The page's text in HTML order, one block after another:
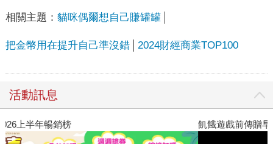
相關主題： 貓咪偶爾想自己賺罐罐
把金幣用在提升自己準沒錯 2024財經商業TOP100
活動訊息
飢餓遊戲前傳贈早優券